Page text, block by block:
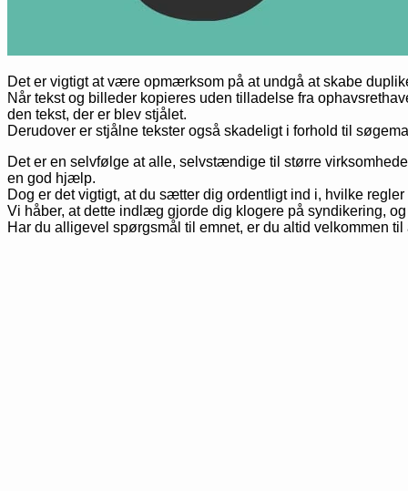
Det er vigtigt at være opmærksom på at undgå at skabe
Når tekst og billeder kopieres uden tilladelse fra
den tekst, der er blev stjålet.
Derudover er stjålne tekster også skadeligt i forhold til
Det er en selvfølge at alle, selvstændige til større
en god hjælp.
Dog er det vigtigt, at du sætter dig ordentligt ind i, hvilke
Vi håber, at dette indlæg gjorde dig klogere på syndikering,
Har du alligevel spørgsmål til emnet, er du altid velkommen til